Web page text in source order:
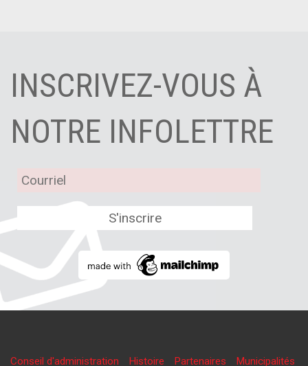
INSCRIVEZ-VOUS À
NOTRE INFOLETTRE
Conseil d'administration Histoire Partenaires
Municipalités